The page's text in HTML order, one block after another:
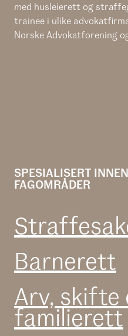
med husleierett og
trainee i ulike
Norske Advokatforening
SPESIALISERT
FAGOMRÅDER
Barnerett
Arv, skifte
familierett